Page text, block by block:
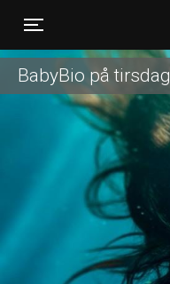
BabyBio på tirsdag